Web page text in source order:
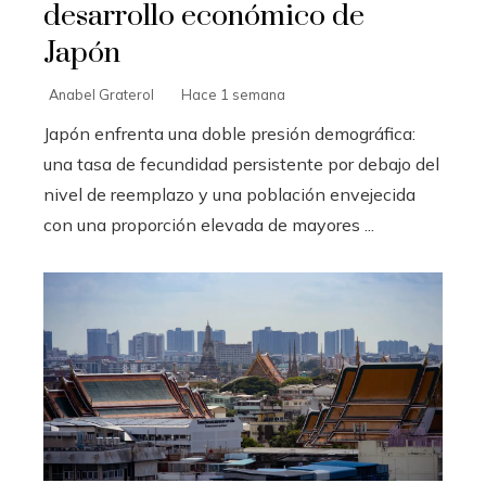
desarrollo económico de
Japón
Anabel Graterol Hace 1 semana
Japón enfrenta una doble presión demográfica:
una tasa de fecundidad persistente por debajo del
nivel de reemplazo y una población envejecida
con una proporción elevada de mayores ...